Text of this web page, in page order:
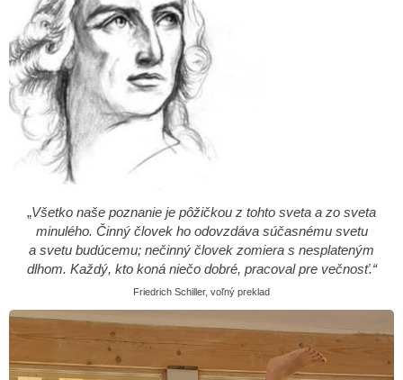
„Všetko naše poznanie je pôžičkou z tohto sveta a zo sveta
minulého. Činný človek ho odovzdáva súčasnému svetu
a svetu budúcemu; nečinný človek zomiera s nesplateným
dlhom. Každý, kto koná niečo dobré, pracoval pre večnosť.“
Friedrich Schiller, voľný preklad